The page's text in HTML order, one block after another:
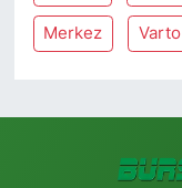
Merkez Varto